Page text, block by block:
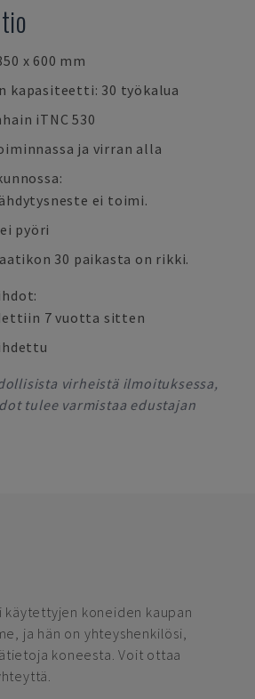
x 600 mm
kapasiteetti: 30 työkalua
iTNC 530
ja virran alla
ei toimi.
pyöri
30 paikasta on rikki.
7 vuotta sitten
virheistä ilmoituksessa,
tulee varmistaa edustajan
käytettyjen koneiden kaupan
ja hän on yhteyshenkilösi,
koneesta. Voit ottaa